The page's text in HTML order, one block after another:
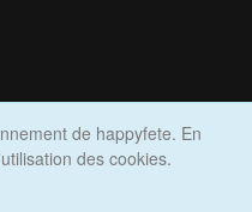
de happyfete. En
des cookies.